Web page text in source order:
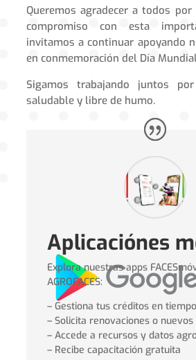
Queremos agradecer a todos
compromiso con esta
invitamos a continuar apoyando
en conmemoración del Día
Sigamos trabajando juntos
saludable y libre de humo.
Aplicaciónes
Explora nuestras apps
AGROFACES:
– Gestiona tus créditos en
– Solicita renovaciones o
– Accede a recursos y datos
– Recibe capacitación gratuita